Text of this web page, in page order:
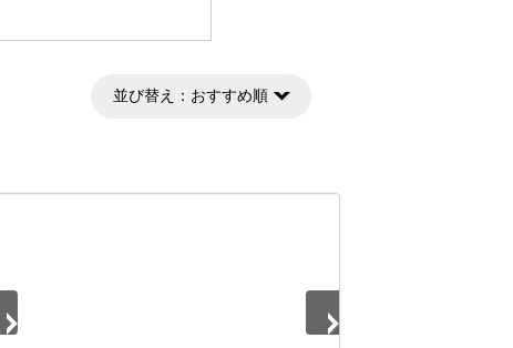
並び替え： おすすめ順